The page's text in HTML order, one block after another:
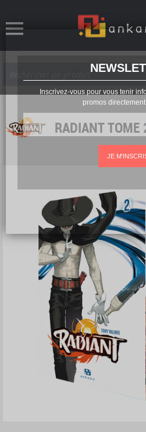
Inscrivez-vous pour vous tenir
promos
JE
RADIANT TOME